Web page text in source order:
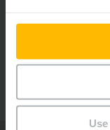
Jatkuvaa